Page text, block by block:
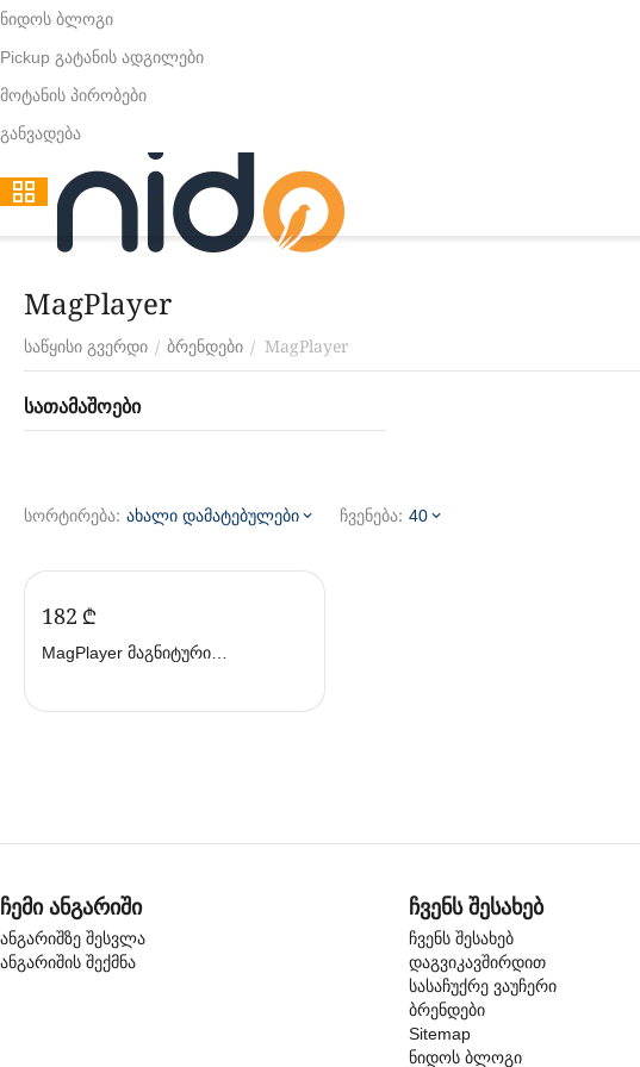
ნიდოს ბლოგი
Pickup გატანის ადგილები
მოტანის პირობები
განვადება
MagPlayer
საწყისი გვერდი / ბრენდები / MagPlayer
სათამაშოები
სორტირება: ახალი დამატებულები ჩვენება: 40
‍182‍ ₾
MagPlayer მაგნიტური
ჩემი ანგარიში
ანგარიშზე შესვლა
ანგარიშის შექმნა
ჩვენს შესახებ
ჩვენს შესახებ
დაგვიკავშირდით
სასაჩუქრე ვაუჩერი
ბრენდები
Sitemap
ნიდოს ბლოგი